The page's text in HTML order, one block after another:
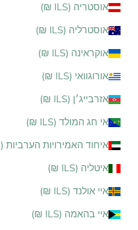
אוסטריה (ILS ₪)
אוסטרליה (ILS ₪)
אוקראינה (ILS ₪)
אורוגוואי (ILS ₪)
אזרבייג׳ן (ILS ₪)
אי חג המולד (ILS ₪)
איחוד האמירויות הערביות (ILS ₪)
איטליה (ILS ₪)
איי אולנד (ILS ₪)
איי בהאמה (ILS ₪)